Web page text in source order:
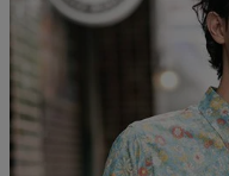
レディース
キッズ